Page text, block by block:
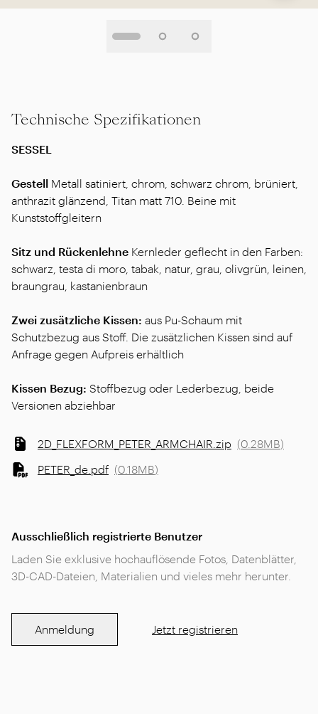
Technische Spezifikationen
SESSEL
Gestell Metall satiniert, chrom, schwarz chrom, brüniert,
anthrazit glänzend, Titan matt 710. Beine mit
Kunststoffgleitern
Sitz und Rückenlehne Kernleder geflecht in den Farben:
schwarz, testa di moro, tabak, natur, grau, olivgrün, leinen,
braungrau, kastanienbraun
Zwei zusätzliche Kissen: aus Pu-Schaum mit
Schutzbezug aus Stoff. Die zusätzlichen Kissen sind auf
Anfrage gegen Aufpreis erhältlich
Kissen Bezug: Stoffbezug oder Lederbezug, beide
Versionen abziehbar
2D_FLEXFORM_PETER_ARMCHAIR.zip (0.28MB)
PETER_de.pdf (0.18MB)
Ausschließlich registrierte Benutzer
Laden Sie exklusive hochauflösende Fotos, Datenblätter,
3D-CAD-Dateien, Materialien und vieles mehr herunter.
Anmeldung Jetzt registrieren